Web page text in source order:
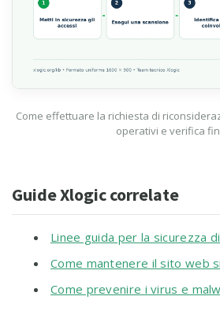
Come effettuare la richiesta di
operativi e verifica
Guide Xlogic correlate
Linee guida per la sicurezza
Come mantenere il sito web
Come prevenire i virus e